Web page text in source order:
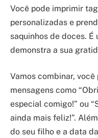
Você pode imprimir
personalizadas e
saquinhos de doces.
demonstra a sua
Vamos combinar,
mensagens como
especial comigo!” ou
ainda mais feliz!”.
do seu filho e a data